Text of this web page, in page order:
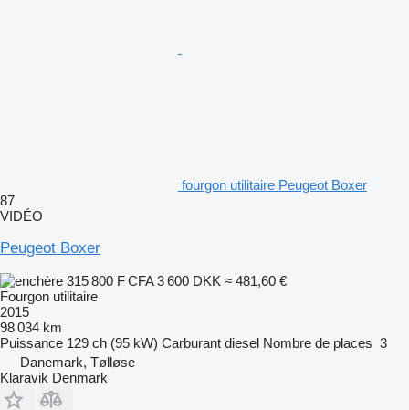
fourgon utilitaire Peugeot Boxer
87
VIDÉO
Peugeot Boxer
315 800 F CFA3 600 DKK ≈ 481,60 €
Fourgon utilitaire
2015
98 034 km
Puissance 129 ch (95 kW) Carburant diesel Nombre de places 3
Danemark, Tølløse
Klaravik Denmark